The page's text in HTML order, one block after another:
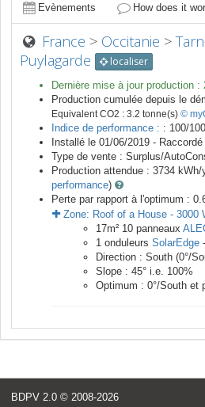
Evènements How does it
France > Occitanie >
Puylagarde
localiser
Dernière mise à jour production :
Production cumulée depuis le
Equivalent CO2 : 3.2 tonne(s) ©
Indice de performance : : 100/
Installé le 01/06/2019 -
Type de vente : Surplus/
Production attendue : 3734 kWh/
performance)
Perte par rapport à l'optimum :
Zone: Roof of a House - 3000
17m² 10 panneaux
1 onduleurs SolarEdge -
Direction : South (0°/
Slope : 45° i.e. 100%
Optimum : 0°/South et
BDPV 2.0 © 2008-2026